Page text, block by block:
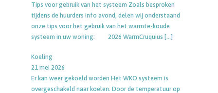
Tips voor gebruik van het systeem Zoals besproken
tijdens de huurders info avond, delen wij onderstaand
onze tips voor het gebruik van het warmte-koude
systeem in uw woning: 2026 WarmCruquius […]
Koeling
21 mei 2026
Er kan weer gekoeld worden Het WKO systeem is
overgeschakeld naar koelen. Door de temperatuur op